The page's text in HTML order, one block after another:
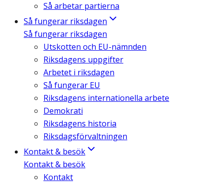
Så arbetar partierna
Så fungerar riksdagen
Så fungerar riksdagen
Utskotten och EU-nämnden
Riksdagens uppgifter
Arbetet i riksdagen
Så fungerar EU
Riksdagens internationella arbete
Demokrati
Riksdagens historia
Riksdagsförvaltningen
Kontakt & besök
Kontakt & besök
Kontakt